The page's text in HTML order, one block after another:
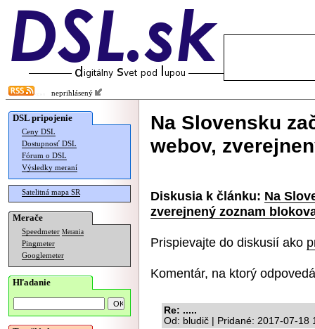
neprihlásený
DSL pripojenie
Ceny DSL
Dostupnosť DSL
Fórum o DSL
Výsledky meraní
Satelitná mapa SR
Merače
Speedmeter Merania
Pingmeter
Googlemeter
Hľadanie
Na Slovensku
webov,
Diskusia k článku: Na
zverejnený zoznam
Prispievajte do diskusií ako
Komentár, na ktorý
Re: .....
Od: bludič | Pridané: 2017-07-18